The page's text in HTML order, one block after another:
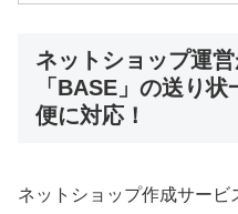
ネットショップ運
「BASE」の送り
便に対応！
ネットショップ作成サー